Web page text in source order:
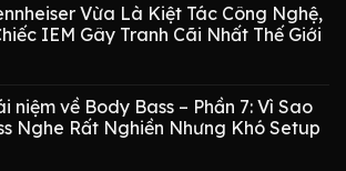
Vừa Là Kiệt Tác Công Nghệ,
IEM Gây Tranh Cãi Nhất Thế Giới
niệm về Body Bass – Phần 7: Vì Sao
Nghe Rất Nghiền Nhưng Khó Setup